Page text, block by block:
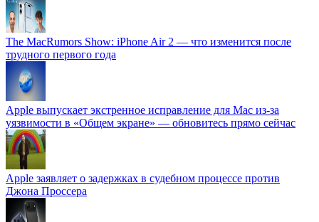
The MacRumors Show: iPhone Air 2 — что изменится после
трудного первого года
Apple выпускает экстренное исправление для Mac из-за
уязвимости в «Общем экране» — обновитесь прямо сейчас
Apple заявляет о задержках в судебном процессе против
Джона Проссера